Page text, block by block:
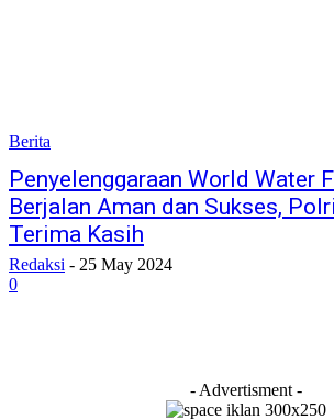
Berita
Penyelenggaraan World Water
Berjalan Aman dan Sukses,
Terima Kasih
Redaksi - 25 May 2024
0
- Advertisment -